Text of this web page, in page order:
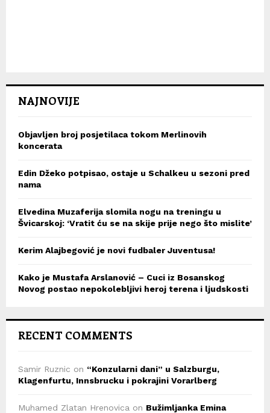
NAJNOVIJE
Objavljen broj posjetilaca tokom Merlinovih
koncerata
Edin Džeko potpisao, ostaje u Schalkeu u sezoni pred
nama
Elvedina Muzaferija slomila nogu na treningu u
Švicarskoj: ‘Vratit ću se na skije prije nego što mislite’
Kerim Alajbegović je novi fudbaler Juventusa!
Kako je Mustafa Arslanović – Cuci iz Bosanskog
Novog postao nepokolebljivi heroj terena i ljudskosti
RECENT COMMENTS
Samir Ruznic on “Konzularni dani” u Salzburgu,
Klagenfurtu, Innsbrucku i pokrajini Vorarlberg
Muhamed Zlatan Hrenovica on Bužimljanka Emina